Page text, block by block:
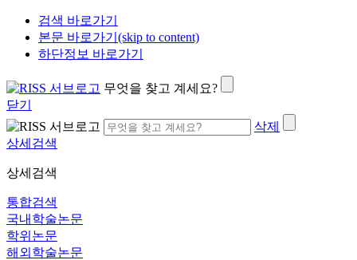
검색 바로가기
본문 바로가기(skip to content)
하단정보 바로가기
무엇을 찾고 계세요?
닫기
삭제
상세검색
상세검색
통합검색
국내학술논문
학위논문
해외학술논문